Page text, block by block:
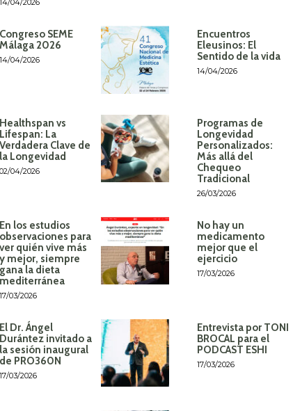
14/04/2026
Congreso SEME
Málaga 2026
14/04/2026
Encuentros
Eleusinos: El
Sentido de la vida
14/04/2026
Healthspan vs
Lifespan: La
Verdadera Clave de
la Longevidad
02/04/2026
Programas de
Longevidad
Personalizados:
Más allá del
Chequeo
Tradicional
26/03/2026
En los estudios
observaciones para
ver quién vive más
y mejor, siempre
gana la dieta
mediterránea
17/03/2026
No hay un
medicamento
mejor que el
ejercicio
17/03/2026
El Dr. Ángel
Durántez invitado a
la sesión inaugural
de PRO360N
17/03/2026
Entrevista por TONI
BROCAL para el
PODCAST ESHI
17/03/2026